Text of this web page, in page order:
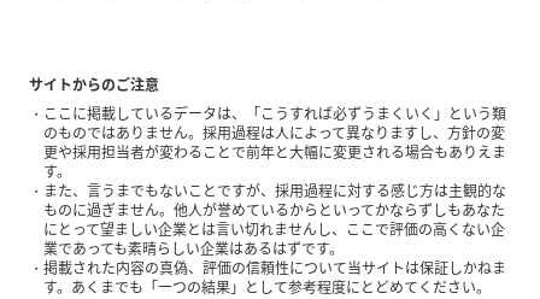
サイトからのご注意
ここに掲載しているデータは、「こうすれば必ずうまくいく」という類
のものではありません。採用過程は人によって異なりますし、方針の変
更や採用担当者が変わることで前年と大幅に変更される場合もありえま
す。
また、言うまでもないことですが、採用過程に対する感じ方は主観的な
ものに過ぎません。他人が誉めているからといってかならずしもあなた
にとって望ましい企業とは言い切れませんし、ここで評価の高くない企
業であっても素晴らしい企業はあるはずです。
掲載された内容の真偽、評価の信頼性について当サイトは保証しかねま
す。あくまでも「一つの結果」として参考程度にとどめてください。